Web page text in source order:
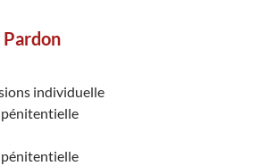
individuelle